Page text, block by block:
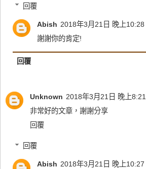
回覆
Abish 2018年3月21日 晚上10:28
謝謝你的肯定!
回覆
Unknown 2018年3月21日 晚上8:21
非常好的文章，謝謝分享
回覆
回覆
Abish 2018年3月21日 晚上10:27